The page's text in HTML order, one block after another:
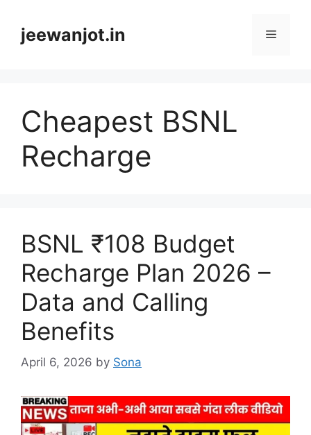
contentjeewanjot.in Menu
Cheapest BSNL
Recharge
BSNL ₹108 Budget
Recharge Plan 2026 –
Data and Calling
Benefits
April 6, 2026 by Sona